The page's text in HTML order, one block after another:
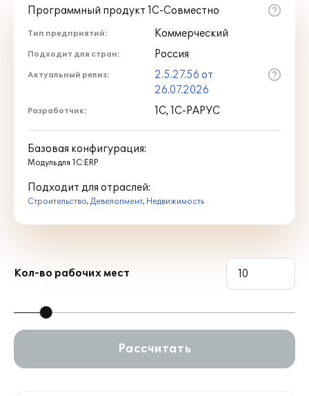
Программный продукт 1С-Совместно
Тип предприятий: Коммерческий
Подходит для стран: Россия
Актуальный релиз:
2.5.27.56 от
26.07.2026
Разработчик: 1С, 1С-РАРУС
Базовая конфигурация:
Модуль для 1С:ERP
Подходит для отраслей:
Строительство, Девелопмент, Недвижимость
Кол-во рабочих мест
Рассчитать